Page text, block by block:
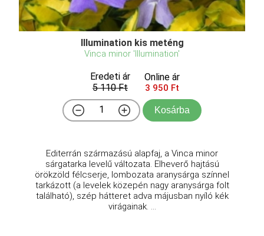
Illumination kis meténg
Vinca minor 'Illumination'
Eredeti ár
5 110 Ft
Online ár
3 950 Ft
Kosárba
Editerrán származású alapfaj, a Vinca minor
sárgatarka levelű változata. Elheverő hajtású
örökzöld félcserje, lombozata aranysárga színnel
tarkázott (a levelek közepén nagy aranysárga folt
található), szép hátteret adva májusban nyíló kék
virágainak. ...